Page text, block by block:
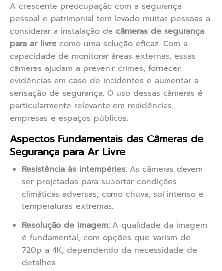
A crescente preocupação com a segurança
pessoal e patrimonial tem levado muitas pessoas a
considerar a instalação de câmeras de segurança
para ar livre como uma solução eficaz. Com a
capacidade de monitorar áreas externas, essas
câmeras ajudam a prevenir crimes, fornecer
evidências em caso de incidentes e aumentar a
sensação de segurança. O uso dessas câmeras é
particularmente relevante em residências,
empresas e espaços públicos.
Aspectos Fundamentais das Câmeras de
Segurança para Ar Livre
Resistência às intempéries: As câmeras devem
ser projetadas para suportar condições
climáticas adversas, como chuva, sol intenso e
temperaturas extremas.
Resolução de imagem: A qualidade da imagem
é fundamental, com opções que variam de
720p a 4K, dependendo da necessidade de
detalhes.